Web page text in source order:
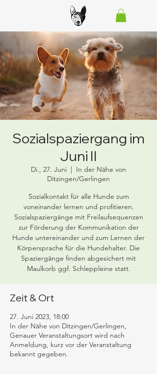
Sozialspaziergang im
Juni II
Di., 27. Juni
In der Nähe von
Ditzingen/Gerlingen
Sozialkontakt für alle Hunde zum
voneinander lernen und profitieren.
Sozialspaziergänge mit Freilaufsequenzen
zur Förderung der Kommunikation der
Hunde untereinander und zum Lernen der
Körpersprache für die Hundehalter. Die
Spaziergänge finden abgesichert mit
Maulkorb ggf. Schleppleine statt.
Zeit & Ort
27. Juni 2023, 18:00
In der Nähe von Ditzingen/Gerlingen,
Genauer Veranstaltungsort wird nach
Anmeldung, kurz vor der Veranstaltung
bekannt gegeben.